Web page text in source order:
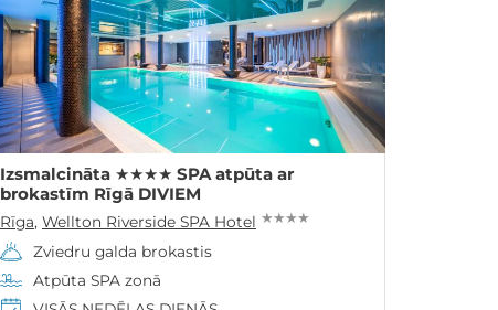
Izsmalcināta ★★★★ SPA atpūta ar
brokastīm Rīgā DIVIEM
Rīga, Wellton Riverside SPA Hotel ★ ★ ★ ★
Zviedru galda brokastis
Atpūta SPA zonā